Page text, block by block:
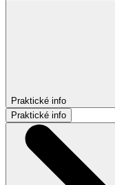
Praktické info
Praktické info